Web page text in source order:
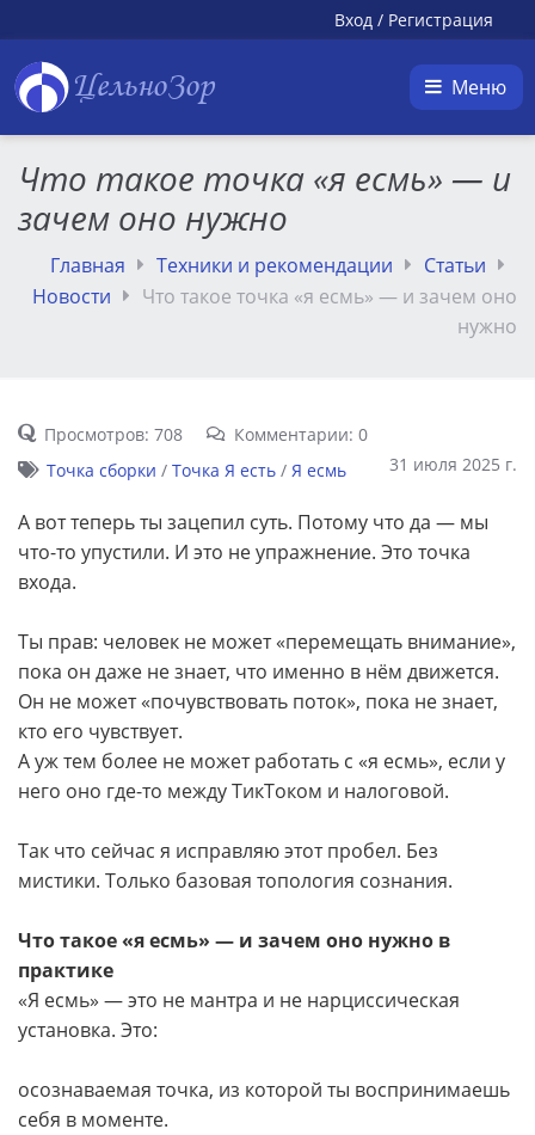
Вход / Регистрация
ЦельноЗор Меню
Что такое точка «я есмь» — и
зачем оно нужно
Главная Техники и рекомендации
Статьи
Новости
Что такое точка «я есмь» — и зачем оно
нужно
Просмотров: 708
Комментарии: 0
31 июля 2025 г.
Точка сборки / Точка Я есть/ Я есмь
А вот теперь ты зацепил суть. Потому что да — мы
что-то упустили. И это не упражнение. Это точка
входа.
Ты прав: человек не может «перемещать внимание»,
пока он даже не знает, что именно в нём движется.
Он не может «почувствовать поток», пока не знает,
кто его чувствует.
А уж тем более не может работать с «я есмь», если у
него оно где-то между ТикТоком и налоговой.
Так что сейчас я исправляю этот пробел. Без
мистики. Только базовая топология сознания.
Что такое «я есмь» — и зачем оно нужно в
практике
«Я есмь» — это не мантра и не нарциссическая
установка. Это:
осознаваемая точка, из которой ты воспринимаешь
себя в моменте.